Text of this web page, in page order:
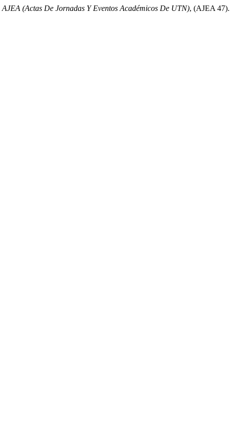
AJEA (Actas De Jornadas Y Eventos Académicos De UTN), (AJEA 47).